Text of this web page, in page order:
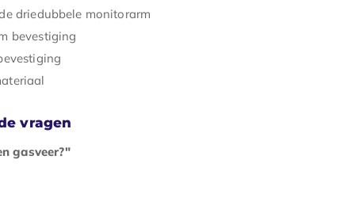
driedubbele monitorarm
bevestiging
vragen
gasveer?"